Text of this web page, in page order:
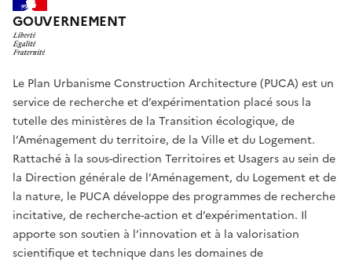
GOUVERNEMENT
Le Plan Urbanisme Construction Architecture (PUCA) est un
service de recherche et d’expérimentation placé sous la
tutelle des ministères de la Transition écologique, de
l’Aménagement du territoire, de la Ville et du Logement.
Rattaché à la sous-direction Territoires et Usagers au sein de
la Direction générale de l’Aménagement, du Logement et de
la nature, le PUCA développe des programmes de recherche
incitative, de recherche-action et d’expérimentation. Il
apporte son soutien à l’innovation et à la valorisation
scientifique et technique dans les domaines de